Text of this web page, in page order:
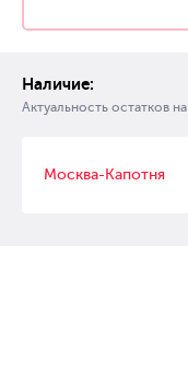
Наличие:
Актуальность остатков на
Москва-Капотня